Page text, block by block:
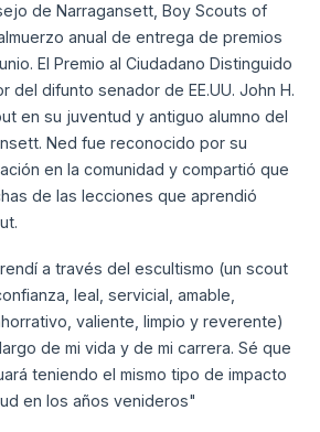
de Narragansett, Boy Scouts of
anual de entrega de premios
El Premio al Ciudadano Distinguido
del difunto senador de EE.UU. John H.
en su juventud y antiguo alumno del
Ned fue reconocido por su
en la comunidad y compartió que
de las lecciones que aprendió
a través del escultismo (un scout
leal, servicial, amable,
valiente, limpio y reverente)
de mi vida y de mi carrera. Sé que
teniendo el mismo tipo de impacto
en los años venideros"